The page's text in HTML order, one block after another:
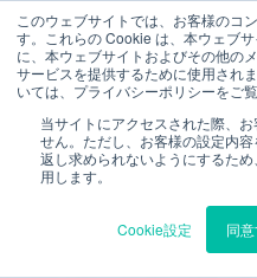
このウェブサイトでは、お客様のコ
す。これらの Cookie は、本ウェブ
に、本ウェブサイトおよびその他の
サービスを提供するために使用され
いては、プライバシーポリシーをご覧
当サイトにアクセスされた際、
せん。ただし、お客様の設定内
返し求められないようにするた
用します。
Cookie設定 同
自動化された
ソ